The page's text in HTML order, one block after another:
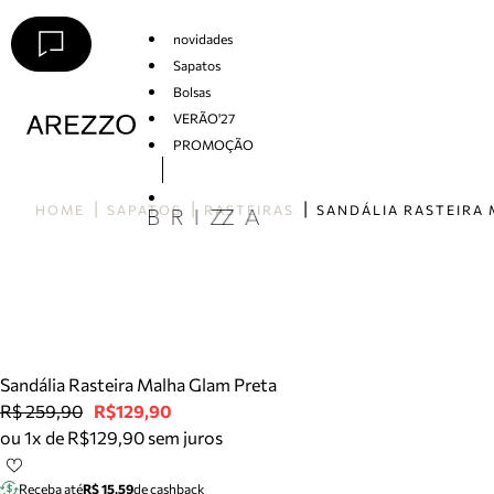
novidades
Sapatos
Bolsas
VERÃO'27
PROMOÇÃO
HOME SAPATOS RASTEIRAS
Sandália Rasteira Malha Glam Preta
R$ 259,90 R$129,90
ou 1x de R$129,90 sem juros
Receba atéR$ 15,59de cashback